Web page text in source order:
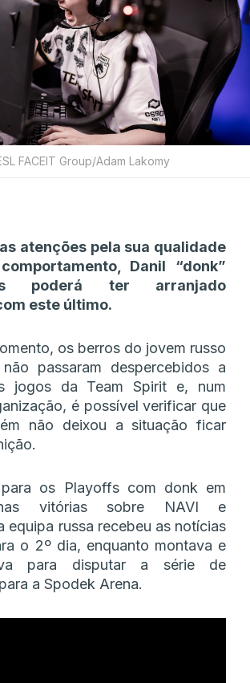
FACEIT Group/Adam Lakomy
atenções pela sua qualidade
Danil “donk”
poderá ter arranjado
este último.
os berros do jovem russo
passaram despercebidos a
jogos da Team Spirit e, num
é possível verificar que
não deixou a situação ficar
os Playoffs com donk em
vitórias sobre NAVI e
equipa russa recebeu as notícias
o 2º dia, enquanto montava e
para disputar a série de
a Spodek Arena.